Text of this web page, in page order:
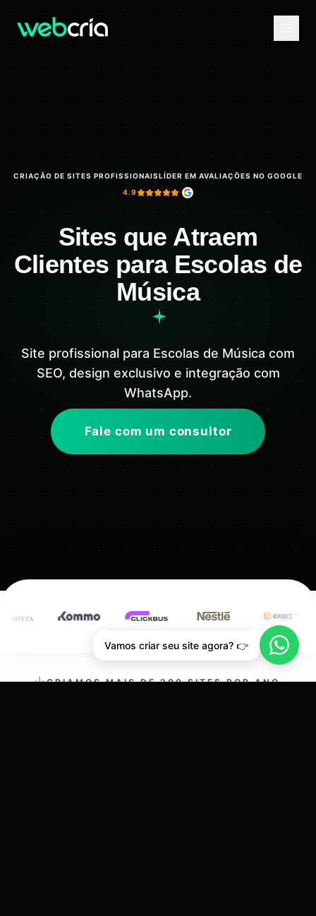
CRIAÇÃO DE SITES PROFISSIONAISLÍDER EM AVALIAÇÕES NO GOOGLE
4.9
Sites que Atraem
Clientes para Escolas de
Música
Site profissional para Escolas de Música com
SEO, design exclusivo e integração com
WhatsApp.
Fale com um consultor
CRIAMOS MAIS DE 200 SITES POR ANO.
Vamos criar seu site agora? 👉